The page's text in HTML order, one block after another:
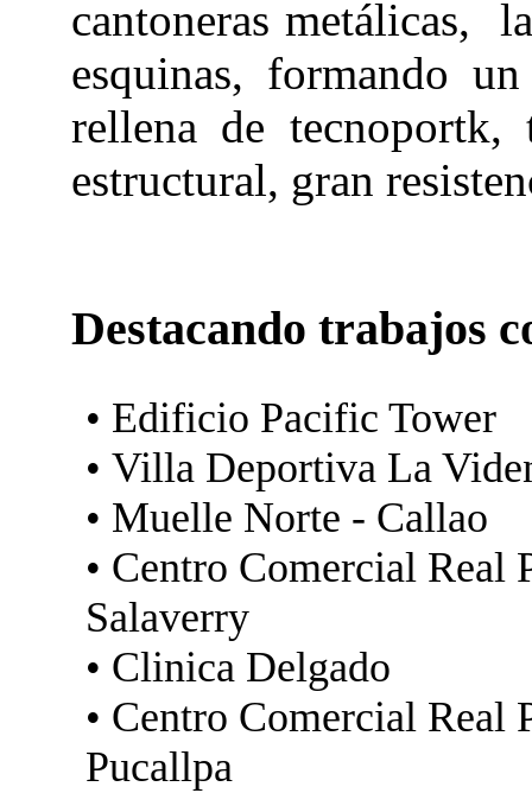
cantoneras metálicas,
esquinas, formando
rellena de tecnoportk,
estructural, gran
Destacando trabajos
• Edificio Pacific Tower
• Villa Deportiva La
• Muelle Norte - Callao
• Centro Comercial Real
Salaverry
• Clinica Delgado
• Centro Comercial Real
Pucallpa